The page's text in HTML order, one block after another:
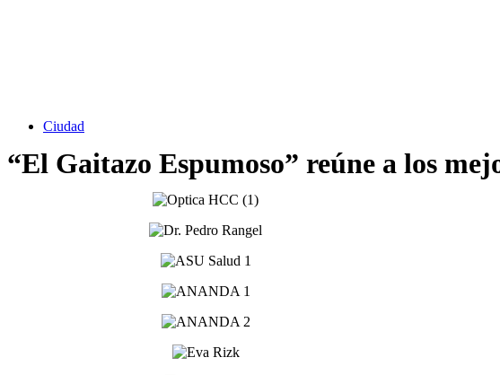
Ciudad
“El Gaitazo Espumoso” reúne a los